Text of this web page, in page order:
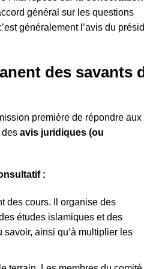
général sur les questions
généralement l’avis du
des savants
première de répondre aux
des avis juridiques (ou
:
des cours. Il organise des
études islamiques et des
ainsi qu’à multiplier les